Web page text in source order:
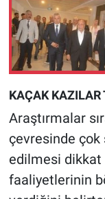
KAÇAK KAZILAR
Araştırmalar
çevresinde çok
edilmesi dikkat
faaliyetlerinin